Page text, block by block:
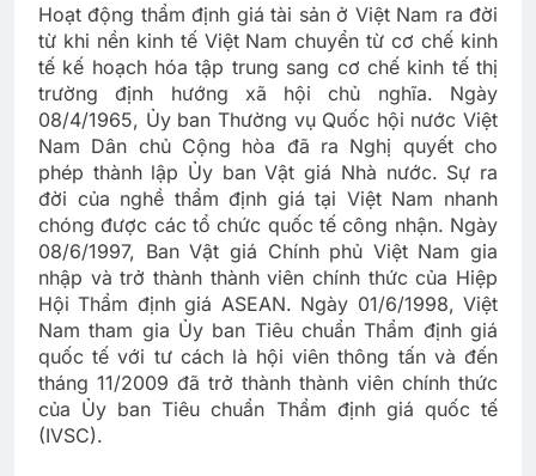
Hoạt động thẩm định giá tài sản ở Việt Nam ra đời
từ khi nền kinh tế Việt Nam chuyển từ cơ chế kinh
tế kế hoạch hóa tập trung sang cơ chế kinh tế thị
trường định hướng xã hội chủ nghĩa. Ngày
08/4/1965, Ủy ban Thường vụ Quốc hội nước Việt
Nam Dân chủ Cộng hòa đã ra Nghị quyết cho
phép thành lập Ủy ban Vật giá Nhà nước. Sự ra
đời của nghề thẩm định giá tại Việt Nam nhanh
chóng được các tổ chức quốc tế công nhận. Ngày
08/6/1997, Ban Vật giá Chính phủ Việt Nam gia
nhập và trở thành thành viên chính thức của Hiệp
Hội Thẩm định giá ASEAN. Ngày 01/6/1998, Việt
Nam tham gia Ủy ban Tiêu chuẩn Thẩm định giá
quốc tế với tư cách là hội viên thông tấn và đến
tháng 11/2009 đã trở thành thành viên chính thức
của Ủy ban Tiêu chuẩn Thẩm định giá quốc tế
(IVSC).